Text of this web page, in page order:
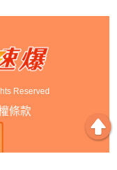
Reserved
條款